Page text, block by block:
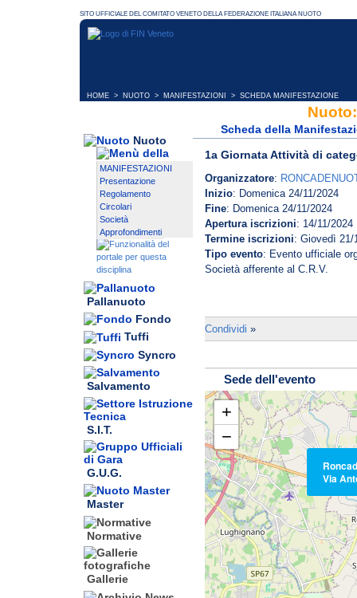
HOME > NUOTO > MANIFESTAZIONI > SCHEDA MANIFESTAZIONE
Nuoto
MANIFESTAZIONI
Presentazione
Regolamento
Circolari
Società
Approfondimenti
Pallanuoto
Fondo
Tuffi
Syncro
Salvamento
S.I.T.
G.U.G.
Master
Normative
Gallerie
Scheda della
1a Giornata Attività di
Organizzatore:
Inizio: Domenica 24/11/2024
Fine: Domenica 24/11/2024
Apertura iscrizioni: 14/11/2024
Termine iscrizioni: Giovedì 21/
Tipo evento: Evento ufficiale
Società afferente al C.R.V.
Condividi »
Sede dell'evento
Via
+
−